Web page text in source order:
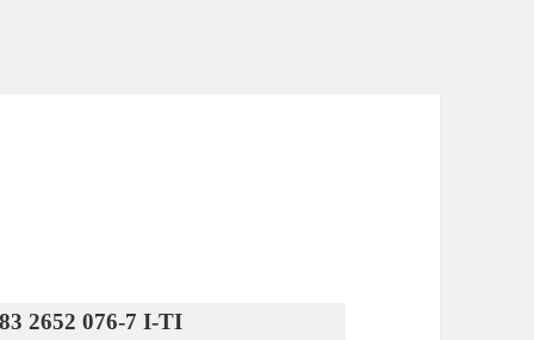
2652 076-7 I-TI